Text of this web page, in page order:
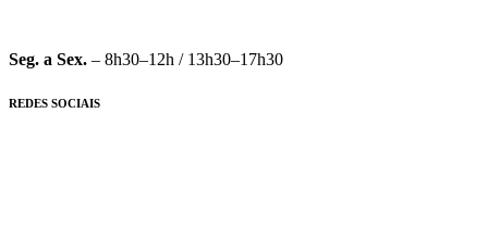
Seg. a Sex. – 8h30–12h / 13h30–17h30
REDES SOCIAIS